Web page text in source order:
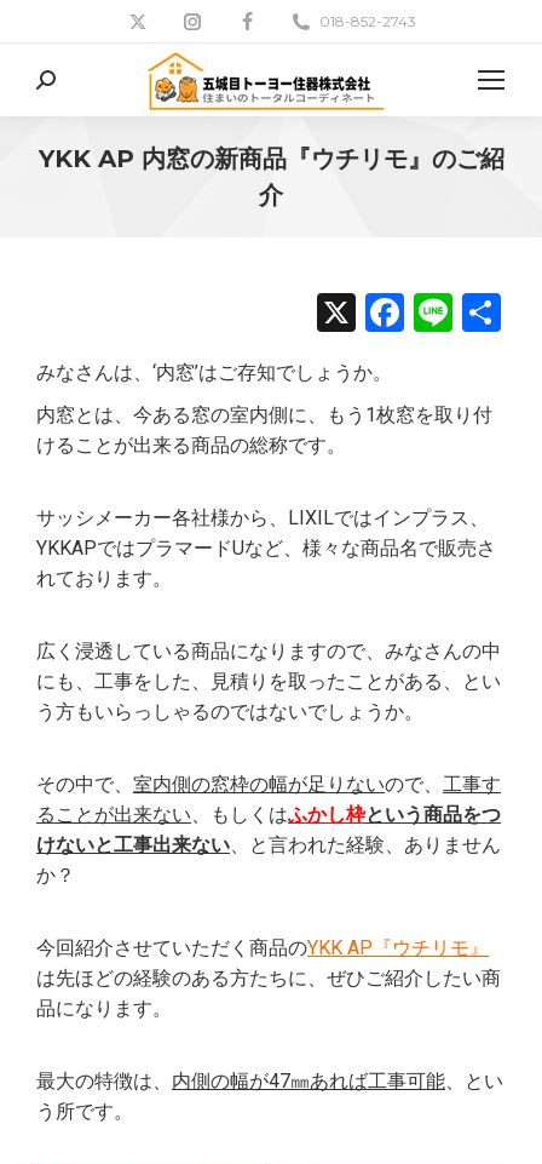
018-852-2743
検
索:
YKK AP 内窓の新商品『ウチリモ』のご紹
介
X Line
みなさんは、‘内窓’はご存知でしょうか。
内窓とは、今ある窓の室内側に、もう1枚窓を取り付
けることが出来る商品の総称です。
サッシメーカー各社様から、LIXILではインプラス、
YKKAPではプラマードUなど、様々な商品名で販売さ
れております。
広く浸透している商品になりますので、みなさんの中
にも、工事をした、見積りを取ったことがある、とい
う方もいらっしゃるのではないでしょうか。
その中で、 室内側の窓枠の幅が足りないので、 工事す
ることが出来ない、もしくはふかし枠という商品をつ
けないと工事出来ない、と言われた経験、ありません
か？
今回紹介させていただく商品のYKK AP『ウチリモ』
は先ほどの経験のある方たちに、ぜひご紹介したい商
品になります。
最大の特徴は、 内側の幅が47㎜あれば工事可能、とい
う所です。